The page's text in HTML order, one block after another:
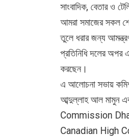
সাংবাদিক, বেতার ও
আমরা সমাজের সকল
তুলে ধরার জন্য
প্রতিনিধি দলের অপর
করছেন।
এ আলোচনা সভায়
আব্দুল্লাহ আল মামুন
Commission
Canadian High